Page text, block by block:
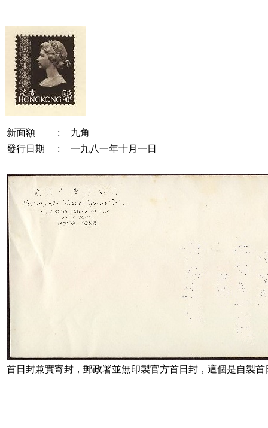
新面額 :
九角
發行日期
: 一九八一年十月一日
首日封兼實寄封，郵政署並無印製官方首日封，這個是自製